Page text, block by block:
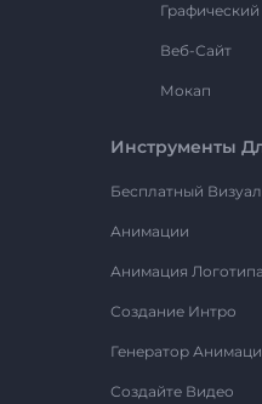
Веб-Сайт
Мокап
Инструменты
Бесплатный
Анимации
Анимация Логотипа
Создание Интро
Генератор
Создайте Видео